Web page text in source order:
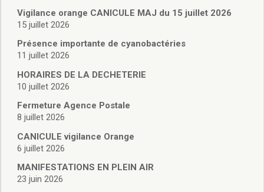
Licences boissons
Inscriptions sur les listes électorales
Cadastre
Plan Local d’Urbanisme intercommunal
Actes d’état civil
Budgets
Budget de Fonctionnement
Budget d’Investissement
Règlement du conseil municipal
Délibérations 2025
Délibérations 2024
Vigilance orange CANICULE MAJ du 15 juillet 2026
15 juillet 2026
Présence importante de cyanobactéries
11 juillet 2026
HORAIRES DE LA DECHETERIE
10 juillet 2026
Fermeture Agence Postale
8 juillet 2026
CANICULE vigilance Orange
6 juillet 2026
MANIFESTATIONS EN PLEIN AIR
23 juin 2026